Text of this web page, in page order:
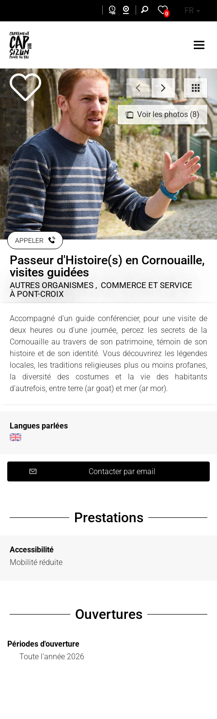
0 FR
Voir les photos (8)
APPELER
Passeur d'Histoire(s) en Cornouaille,
visites guidées
AUTRES ORGANISMES , COMMERCE ET SERVICE
À PONT-CROIX
Accompagné d'un guide conférencier, pour une visite de
deux heures ou d'une journée, percez les secrets de la
Cornouaille au travers de son patrimoine, témoin de son
histoire et de son identité. Vous découvrirez les légendes
locales, les traditions religieuses plus ou moins profanes,
la diversité des costumes et la vie des habitants
d'autrefois, entre terre (ar goat) et mer (ar mor).
Langues parlées
Contacter par email
Prestations
Accessibilité
Mobilité réduite
Ouvertures
Périodes d'ouverture
Toute l'année 2026